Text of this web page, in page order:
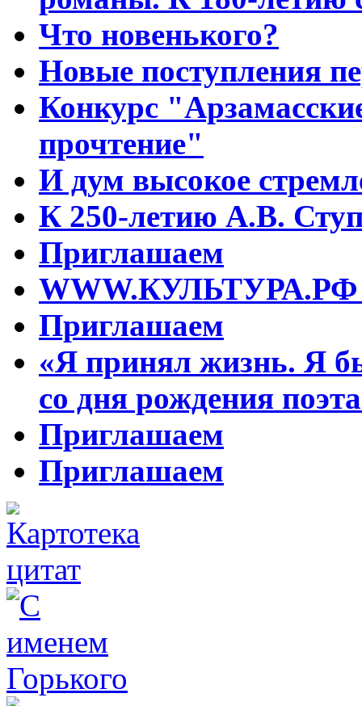
Что новенького?
Новые поступления
Конкурс
прочтение"
И дум высокое
К 250-летию А.В.
Приглашаем
WWW.КУЛЬТУРА.РФ
Приглашаем
«Я принял жизнь. Я
со дня рождения
Приглашаем
Приглашаем